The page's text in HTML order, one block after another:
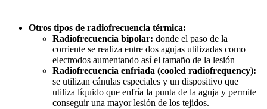
Otros tipos de radiofrecuencia térmica:
Radiofrecuencia bipolar: donde el paso de la
corriente se realiza entre dos agujas utilizadas como
electrodos aumentando así el tamaño de la lesión
Radiofrecuencia enfriada (cooled radiofrequency):
se utilizan cánulas especiales y un dispositivo que
utiliza líquido que enfría la punta de la aguja y permite
conseguir una mayor lesión de los tejidos.